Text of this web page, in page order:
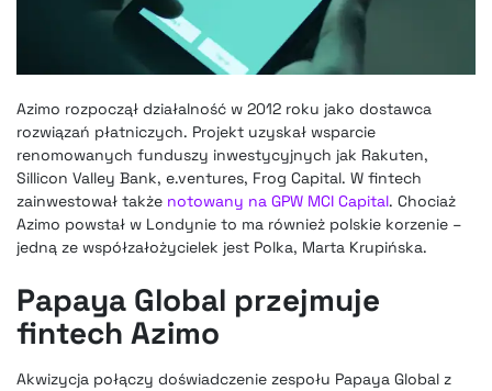
Azimo rozpoczął działalność w 2012 roku jako dostawca
rozwiązań płatniczych. Projekt uzyskał wsparcie
renomowanych funduszy inwestycyjnych jak Rakuten,
Sillicon Valley Bank, e.ventures, Frog Capital. W fintech
zainwestował także notowany na GPW MCI Capital. Chociaż
Azimo powstał w Londynie to ma również polskie korzenie –
jedną ze współzałożycielek jest Polka, Marta Krupińska.
Papaya Global przejmuje
fintech Azimo
Akwizycja połączy doświadczenie zespołu Papaya Global z